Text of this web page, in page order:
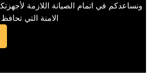
ونساعدكم في اتمام الصيانة اللازمة
الامنة التي